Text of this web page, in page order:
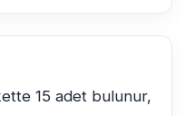
15 adet bulunur,